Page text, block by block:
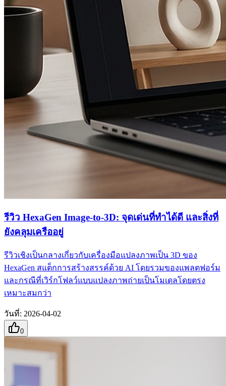
รีวิว HexaGen Image-to-3D: จุดเด่นที่ทำได้ดี และสิ่งที่
ยังคลุมเครืออยู่
รีวิวเชิงเป็นกลางเกี่ยวกับเครื่องมือแปลงภาพเป็น 3D ของ
HexaGen สแต็กการสร้างสรรค์ด้วย AI โดยรวมของแพลตฟอร์ม
และกรณีที่เวิร์กโฟลว์แบบแปลงภาพถ่ายเป็นโมเดลโดยตรง
เหมาะสมกว่า
วันที่: 2026-04-02
0